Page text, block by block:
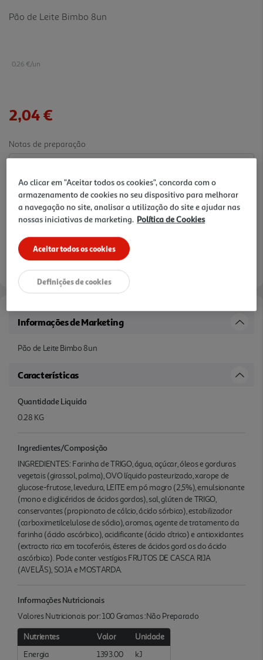
Link
para
Pão de Leite Bimbo 8un
0.26 €/un
2,04 €
Notas de preparação
Informações de Marketing
Pão de Leite Bimbo 8un
Características
Quantidade Liquida
0.28 KG
Ingredientes/Composição
INGREDIENTES: Farinha de TRIGO, água, açúcar, óleos e gorduras
vegetais (girassol, palma), OVO líquido pasteurizado, xarope de
glucose-frutose, levedura, LEITE em pó magro (2,5%), emulsionante
(mono e diglicéridos de ácidos gordos), sal, glúten de TRIGO,
conservantes (propionato de cálcio, ácido sórbico), estabilizador
(carboximetilcelulose de sódio), aromas, agente de tratamento da
farinha (ácido ascórbico), acidificante (ácido cítrico) e antioxidantes
(extracto rico em tocoferóis, ésteres de ácidos gord os do ácido
ascórbico). Pode conter vestígios FRUTOS DE CASCA RIJA
(AVELÃS), SOJA e MOSTARDA.
Informações Nutricionais
Valores Nutricionais por: 100 Gramas :Não Preparado
Nutrientes Valor
Unidade
Energia
1393.00
kJ
Ao clicar em "Aceitar todos os cookies", concorda com o
armazenamento de cookies no seu dispositivo para melhorar
a navegação no site, analisar a utilização do site e ajudar nas
nossas iniciativas de marketing. Política de Cookies
Aceitar todos os cookies
Definições de cookies